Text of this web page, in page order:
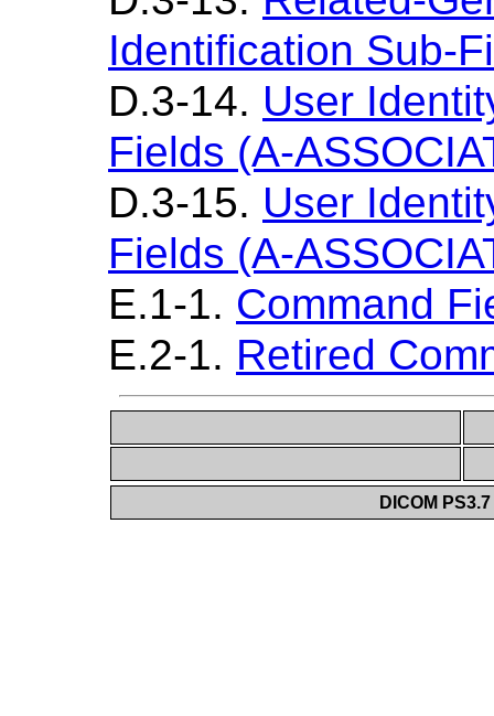
Identification Sub-
D.3-14. User
Fields (A-
D.3-15. User
Fields (A-
E.1-1. Command
E.2-1. Retired
DICOM